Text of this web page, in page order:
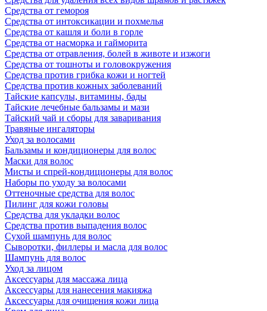
Средства от гемороя
Средства от интоксикации и похмелья
Средства от кашля и боли в горле
Средства от насморка и гайморита
Средства от отравления, болей в животе и изжоги
Средства от тошноты и головокружения
Средства против грибка кожи и ногтей
Средства против кожных заболеваний
Тайские капсулы, витамины, бады
Тайские лечебные бальзамы и мази
Тайский чай и сборы для заваривания
Травяные ингаляторы
Уход за волосами
Бальзамы и кондиционеры для волос
Маски для волос
Мисты и спрей-кондиционеры для волос
Наборы по уходу за волосами
Оттеночные средства для волос
Пилинг для кожи головы
Средства для укладки волос
Средства против выпадения волос
Сухой шампунь для волос
Сыворотки, филлеры и масла для волос
Шампунь для волос
Уход за лицом
Аксессуары для массажа лица
Аксессуары для нанесения макияжа
Аксессуары для очищения кожи лица